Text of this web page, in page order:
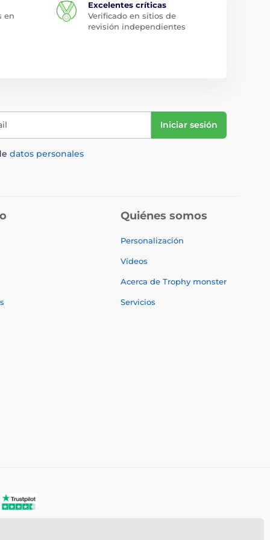
en
Excelentes críticas
Verificado en sitios de
revisión independientes
Iniciar sesión
datos personales
Quiénes somos
Personalización
Vídeos
Acerca de Trophy monster
Servicios